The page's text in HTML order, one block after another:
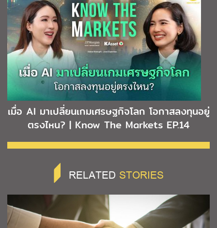
เมื่อ AI มาเปลี่ยนเกมเศรษฐกิจโลก โอกาสลงทุนอยู่
ตรงไหน? | Know The Markets EP.14
RELATED STORIES